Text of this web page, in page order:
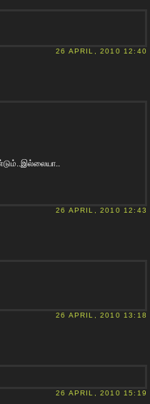
26 APRIL, 2010 12:40
26 APRIL, 2010 12:43
26 APRIL, 2010 13:18
26 APRIL, 2010 15:19